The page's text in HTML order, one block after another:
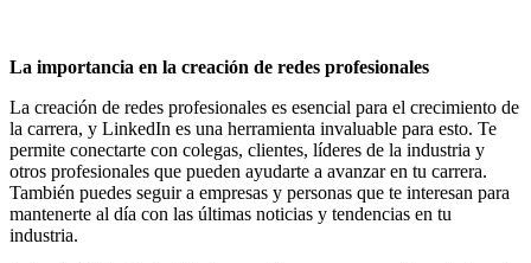
La importancia en la creación de redes profesionales
La creación de redes profesionales es esencial para el crecimiento de
la carrera, y LinkedIn es una herramienta invaluable para esto. Te
permite conectarte con colegas, clientes, líderes de la industria y
otros profesionales que pueden ayudarte a avanzar en tu carrera.
También puedes seguir a empresas y personas que te interesan para
mantenerte al día con las últimas noticias y tendencias en tu
industria.